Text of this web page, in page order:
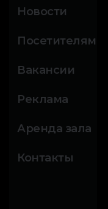
Новости
Посетителям
Вакансии
Реклама
Аренда зала
Контакты